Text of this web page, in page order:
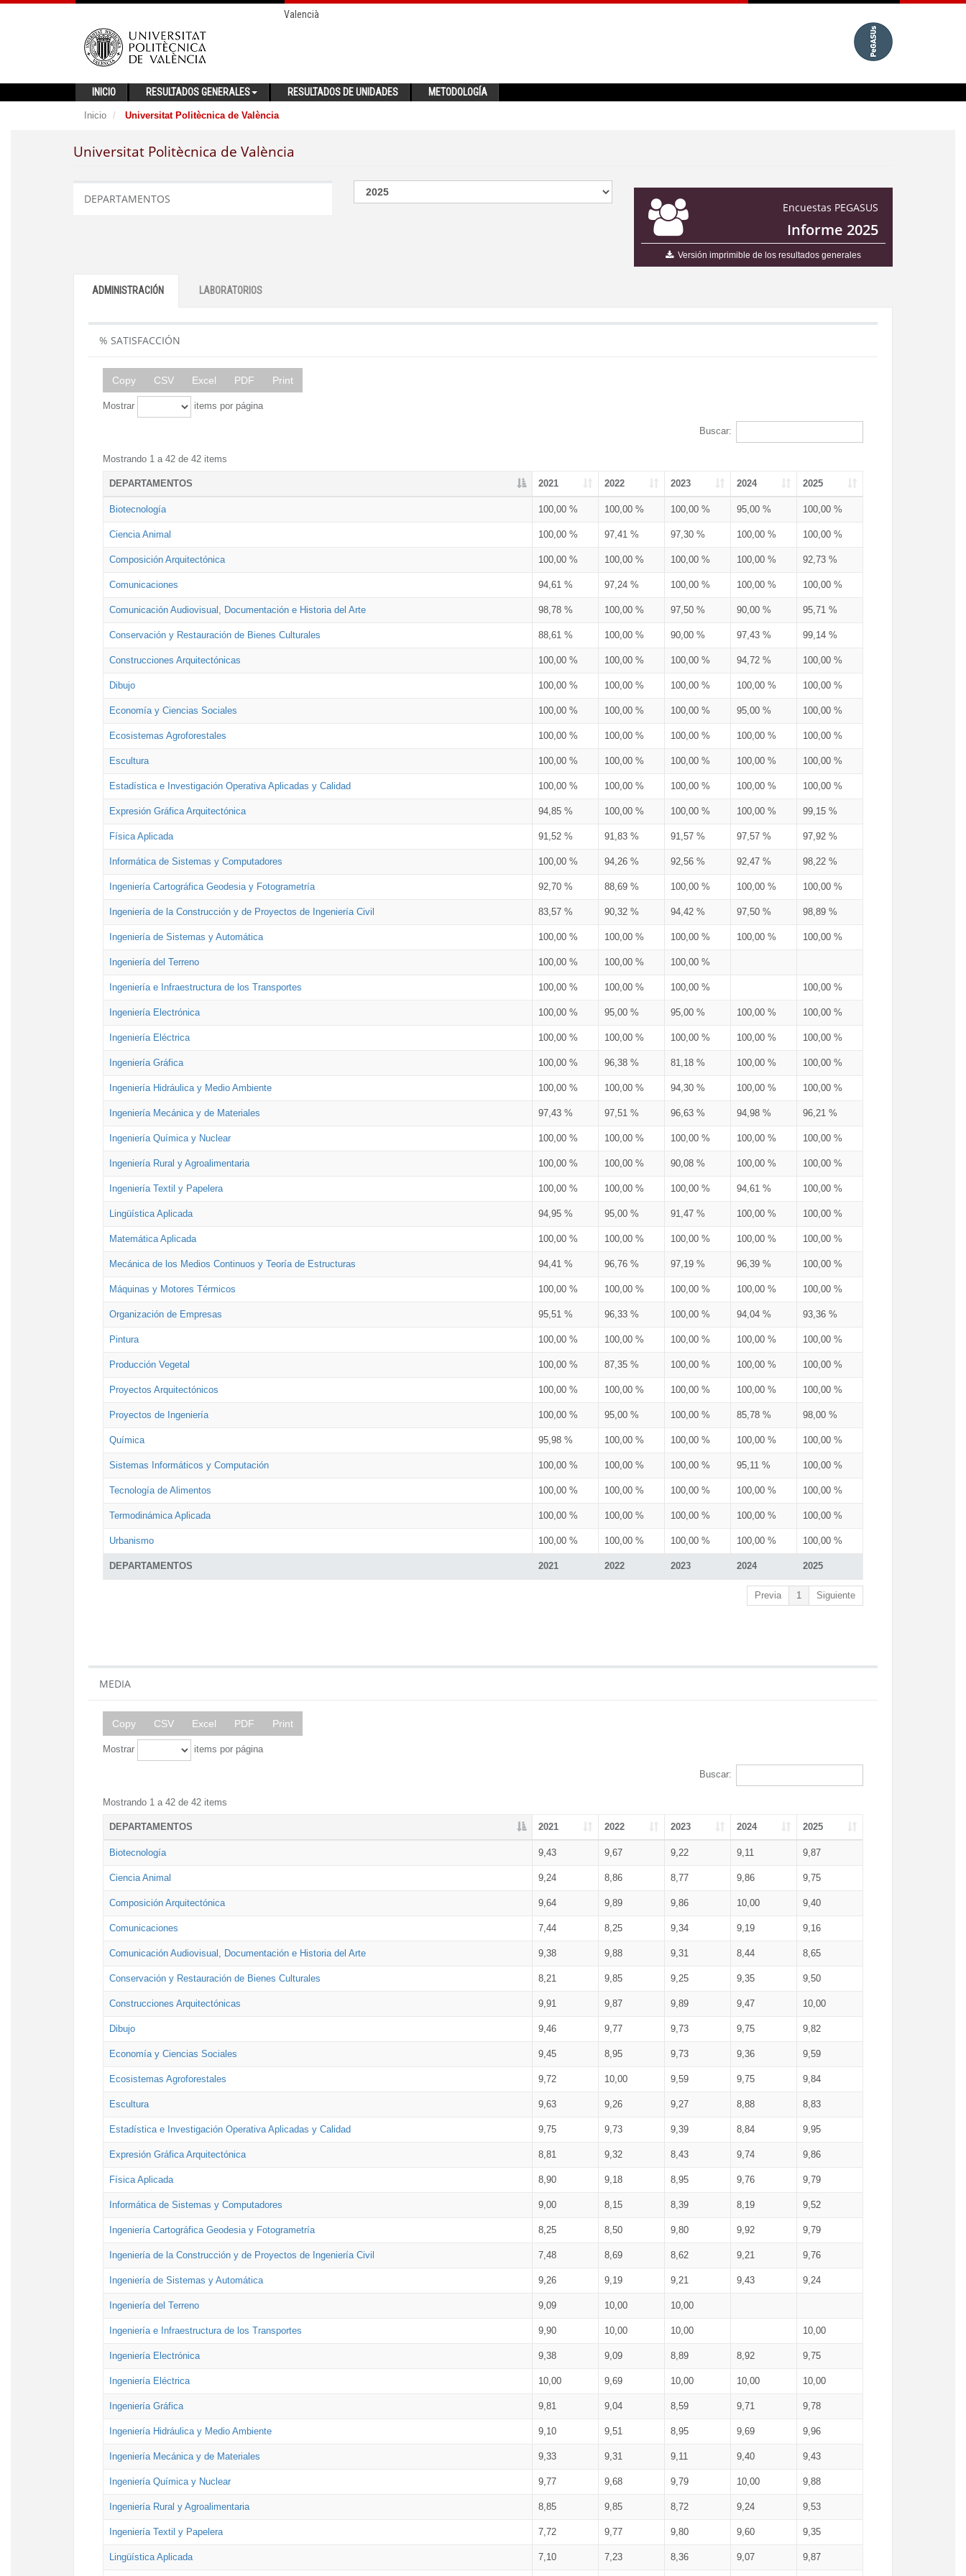
Valencià
INICIO RESULTADOS GENERALES RESULTADOS DE UNIDADES METODOLOGÍA
Inicio Universitat Politècnica de València
Universitat Politècnica de València
Encuestas PEGASUS
Informe 2025
Versión imprimible de los resultados generales
DEPARTAMENTOS
ADMINISTRACIÓN LABORATORIOS
% SATISFACCIÓN
Copy CSV Excel PDF Print
Mostrar items por página
Buscar:
Mostrando 1 a 42 de 42 items
DEPARTAMENTOS 2021 2022 2023 2024 2025
DEPARTAMENTOS 2021 2022 2023 2024 2025
Biotecnología 100,00 % 100,00 % 100,00 % 95,00 % 100,00 %
Ciencia Animal 100,00 % 97,41 % 97,30 % 100,00 % 100,00 %
Composición Arquitectónica 100,00 % 100,00 % 100,00 % 100,00 % 92,73 %
Comunicaciones 94,61 % 97,24 % 100,00 % 100,00 % 100,00 %
Comunicación Audiovisual, Documentación e Historia del Arte 98,78 % 100,00 % 97,50 % 90,00 % 95,71 %
Conservación y Restauración de Bienes Culturales 88,61 % 100,00 % 90,00 % 97,43 % 99,14 %
Construcciones Arquitectónicas 100,00 % 100,00 % 100,00 % 94,72 % 100,00 %
Dibujo 100,00 % 100,00 % 100,00 % 100,00 % 100,00 %
Economía y Ciencias Sociales 100,00 % 100,00 % 100,00 % 95,00 % 100,00 %
Ecosistemas Agroforestales 100,00 % 100,00 % 100,00 % 100,00 % 100,00 %
Escultura 100,00 % 100,00 % 100,00 % 100,00 % 100,00 %
Estadística e Investigación Operativa Aplicadas y Calidad 100,00 % 100,00 % 100,00 % 100,00 % 100,00 %
Expresión Gráfica Arquitectónica 94,85 % 100,00 % 100,00 % 100,00 % 99,15 %
Física Aplicada 91,52 % 91,83 % 91,57 % 97,57 % 97,92 %
Informática de Sistemas y Computadores 100,00 % 94,26 % 92,56 % 92,47 % 98,22 %
Ingeniería Cartográfica Geodesia y Fotogrametría 92,70 % 88,69 % 100,00 % 100,00 % 100,00 %
Ingeniería de la Construcción y de Proyectos de Ingeniería Civil 83,57 % 90,32 % 94,42 % 97,50 % 98,89 %
Ingeniería de Sistemas y Automática 100,00 % 100,00 % 100,00 % 100,00 % 100,00 %
Ingeniería del Terreno 100,00 % 100,00 % 100,00 %
Ingeniería e Infraestructura de los Transportes 100,00 % 100,00 % 100,00 % 100,00 %
Ingeniería Electrónica 100,00 % 95,00 % 95,00 % 100,00 % 100,00 %
Ingeniería Eléctrica 100,00 % 100,00 % 100,00 % 100,00 % 100,00 %
Ingeniería Gráfica 100,00 % 96,38 % 81,18 % 100,00 % 100,00 %
Ingeniería Hidráulica y Medio Ambiente 100,00 % 100,00 % 94,30 % 100,00 % 100,00 %
Ingeniería Mecánica y de Materiales 97,43 % 97,51 % 96,63 % 94,98 % 96,21 %
Ingeniería Química y Nuclear 100,00 % 100,00 % 100,00 % 100,00 % 100,00 %
Ingeniería Rural y Agroalimentaria 100,00 % 100,00 % 90,08 % 100,00 % 100,00 %
Ingeniería Textil y Papelera 100,00 % 100,00 % 100,00 % 94,61 % 100,00 %
Lingüística Aplicada 94,95 % 95,00 % 91,47 % 100,00 % 100,00 %
Matemática Aplicada 100,00 % 100,00 % 100,00 % 100,00 % 100,00 %
Mecánica de los Medios Continuos y Teoría de Estructuras 94,41 % 96,76 % 97,19 % 96,39 % 100,00 %
Máquinas y Motores Térmicos 100,00 % 100,00 % 100,00 % 100,00 % 100,00 %
Organización de Empresas 95,51 % 96,33 % 100,00 % 94,04 % 93,36 %
Pintura 100,00 % 100,00 % 100,00 % 100,00 % 100,00 %
Producción Vegetal 100,00 % 87,35 % 100,00 % 100,00 % 100,00 %
Proyectos Arquitectónicos 100,00 % 100,00 % 100,00 % 100,00 % 100,00 %
Proyectos de Ingeniería 100,00 % 95,00 % 100,00 % 85,78 % 98,00 %
Química 95,98 % 100,00 % 100,00 % 100,00 % 100,00 %
Sistemas Informáticos y Computación 100,00 % 100,00 % 100,00 % 95,11 % 100,00 %
Tecnología de Alimentos 100,00 % 100,00 % 100,00 % 100,00 % 100,00 %
Termodinámica Aplicada 100,00 % 100,00 % 100,00 % 100,00 % 100,00 %
Urbanismo 100,00 % 100,00 % 100,00 % 100,00 % 100,00 %
Previa 1 Siguiente
MEDIA
Copy CSV Excel PDF Print
Mostrar items por página
Buscar:
Mostrando 1 a 42 de 42 items
DEPARTAMENTOS 2021 2022 2023 2024 2025
Biotecnología 9,43 9,67 9,22 9,11 9,87
Ciencia Animal 9,24 8,86 8,77 9,86 9,75
Composición Arquitectónica 9,64 9,89 9,86 10,00 9,40
Comunicaciones 7,44 8,25 9,34 9,19 9,16
Comunicación Audiovisual, Documentación e Historia del Arte 9,38 9,88 9,31 8,44 8,65
Conservación y Restauración de Bienes Culturales 8,21 9,85 9,25 9,35 9,50
Construcciones Arquitectónicas 9,91 9,87 9,89 9,47 10,00
Dibujo 9,46 9,77 9,73 9,75 9,82
Economía y Ciencias Sociales 9,45 8,95 9,73 9,36 9,59
Ecosistemas Agroforestales 9,72 10,00 9,59 9,75 9,84
Escultura 9,63 9,26 9,27 8,88 8,83
Estadística e Investigación Operativa Aplicadas y Calidad 9,75 9,73 9,39 8,84 9,95
Expresión Gráfica Arquitectónica 8,81 9,32 8,43 9,74 9,86
Física Aplicada 8,90 9,18 8,95 9,76 9,79
Informática de Sistemas y Computadores 9,00 8,15 8,39 8,19 9,52
Ingeniería Cartográfica Geodesia y Fotogrametría 8,25 8,50 9,80 9,92 9,79
Ingeniería de la Construcción y de Proyectos de Ingeniería Civil 7,48 8,69 8,62 9,21 9,76
Ingeniería de Sistemas y Automática 9,26 9,19 9,21 9,43 9,24
Ingeniería del Terreno 9,09 10,00 10,00
Ingeniería e Infraestructura de los Transportes 9,90 10,00 10,00 10,00
Ingeniería Electrónica 9,38 9,09 8,89 8,92 9,75
Ingeniería Eléctrica 10,00 9,69 10,00 10,00 10,00
Ingeniería Gráfica 9,81 9,04 8,59 9,71 9,78
Ingeniería Hidráulica y Medio Ambiente 9,10 9,51 8,95 9,69 9,96
Ingeniería Mecánica y de Materiales 9,33 9,31 9,11 9,40 9,43
Ingeniería Química y Nuclear 9,77 9,68 9,79 10,00 9,88
Ingeniería Rural y Agroalimentaria 8,85 9,85 8,72 9,24 9,53
Ingeniería Textil y Papelera 7,72 9,77 9,80 9,60 9,35
Lingüística Aplicada 7,10 7,23 8,36 9,07 9,87